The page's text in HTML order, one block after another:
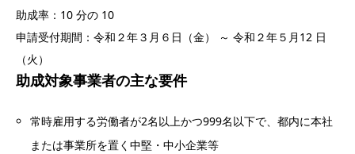
助成率：10 分の 10
申請受付期間：令和２年３月６日（金） ～ 令和２年５月12 日
（火）
助成対象事業者の主な要件
常時雇用する労働者が2名以上かつ999名以下で、都内に本社
または事業所を置く中堅・中小企業等